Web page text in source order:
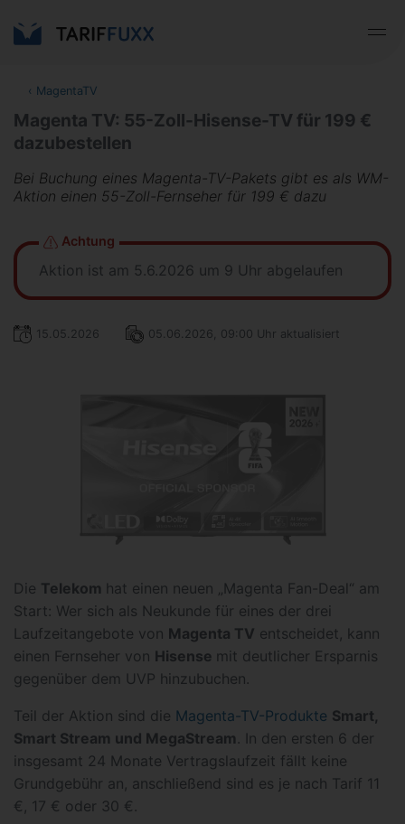
‹ MagentaTV
Magenta TV: 55-Zoll-Hisense-TV für 199 €
dazubestellen
Bei Buchung eines Magenta-TV-Pakets gibt es als WM-
Aktion einen 55-Zoll-Fernseher für 199 € dazu
Achtung
Aktion ist am 5.6.2026 um 9 Uhr abgelaufen
15.05.2026 05.06.2026, 09:00 Uhr aktualisiert
Die Telekom hat einen neuen „Magenta Fan-Deal“ am
Start: Wer sich als Neukunde für eines der drei
Laufzeitangebote von Magenta TV entscheidet, kann
einen Fernseher von Hisense mit deutlicher Ersparnis
gegenüber dem UVP hinzubuchen.
Teil der Aktion sind die Magenta-TV-Produkte Smart,
Smart Stream und MegaStream . In den ersten 6 der
insgesamt 24 Monate Vertragslaufzeit fällt keine
Grundgebühr an, anschließend sind es je nach Tarif 11
€, 17 € oder 30 €.